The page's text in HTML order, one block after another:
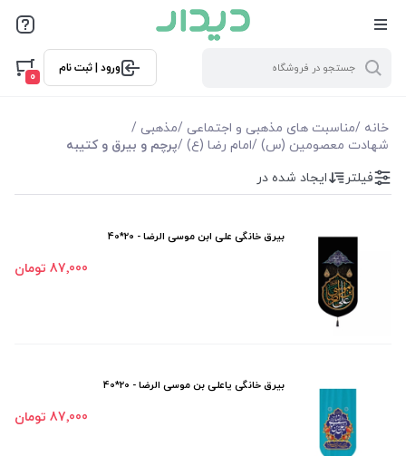
ورود | ثبت نام
0
خانه /مناسبت های مذهبی و اجتماعی /مذهبی /
شهادت معصومین (س) /امام رضا (ع) /پرچم و بیرق و کتیبه
فیلتر بر اساس قیمت
فیلترها
نمایش همه محصولات
فیلتر ایجاد شده در
بیرق خانگی علی ابن موسی الرضا - 20*40
87٬000 تومان
بیرق خانگی یاعلی بن موسی الرضا - 20*40
87٬000 تومان